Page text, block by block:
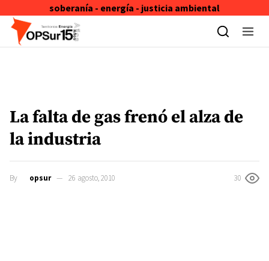
soberanía - energía - justicia ambiental
Skip to content
La falta de gas frenó el alza de
la industria
By opsur 26 agosto, 2010 30